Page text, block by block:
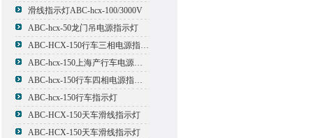
滑线指示灯ABC-hcx-100/3000V
ABC-hcx-50龙门吊电源指示灯
ABC-HCX-150行车三相电源指示灯
ABC-hcx-150上海产行车电源指示灯
ABC-hcx-150行车四相电源指示灯
ABC-hcx-150行车指示灯
ABC-HCX-150天车滑线指示灯
ABC-HCX-150天车滑线指示灯